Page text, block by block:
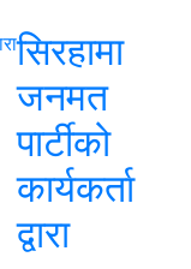
सिरहामा
जनमत
पार्टीको
कार्यकर्ता
द्वारा